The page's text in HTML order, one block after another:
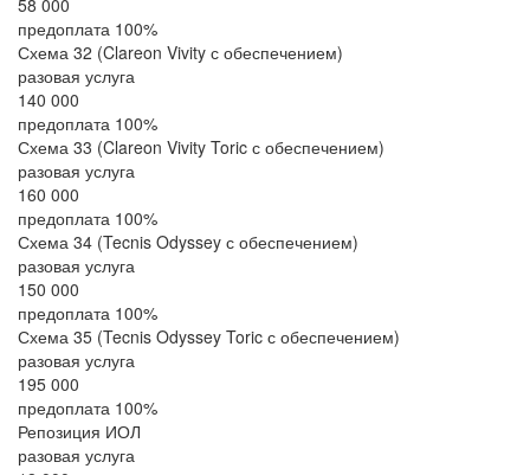
58 000
предоплата 100%
Схема 32 (Clareon Vivity с обеспечением)
разовая услуга
140 000
предоплата 100%
Схема 33 (Clareon Vivity Toric с обеспечением)
разовая услуга
160 000
предоплата 100%
Схема 34 (Tecnis Odyssey с обеспечением)
разовая услуга
150 000
предоплата 100%
Схема 35 (Tecnis Odyssey Toric с обеспечением)
разовая услуга
195 000
предоплата 100%
Репозиция ИОЛ
разовая услуга